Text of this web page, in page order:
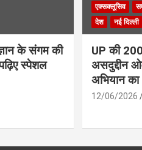
के संगम की
स्पेशल
एक्सक्लूसिव
देश
नई दिल्ली
UP की
असदुद्दीन
अभियान
12/06/2026